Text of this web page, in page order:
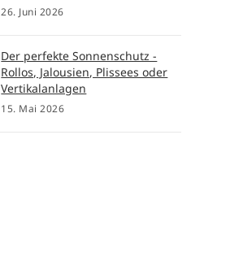
26. Juni 2026
Der perfekte Sonnenschutz -
Rollos, Jalousien, Plissees oder
Vertikalanlagen
15. Mai 2026